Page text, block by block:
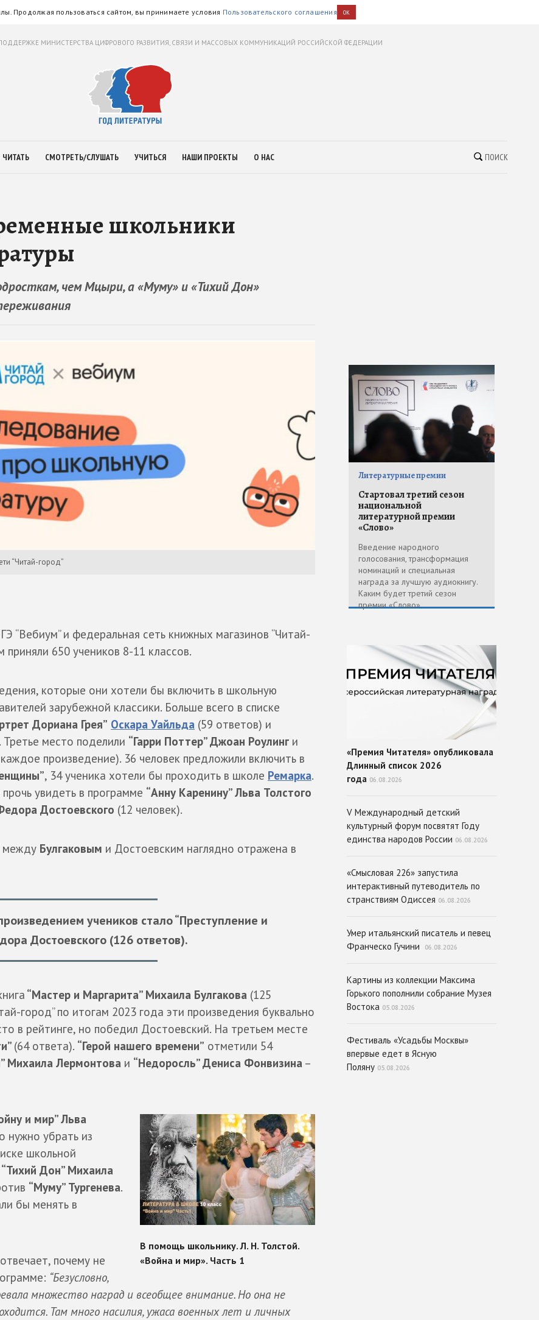
Продолжая пользоваться сайтом, вы принимаете условия Пользовательского соглашения OK
МИНИСТЕРСТВА ЦИФРОВОГО РАЗВИТИЯ, СВЯЗИ И МАССОВЫХ КОММУНИКАЦИЙ РОССИЙСКОЙ ФЕДЕРАЦИИ
ЧИТАТЬ СМОТРЕТЬ/СЛУШАТЬ УЧИТЬСЯ НАШИ ПРОЕКТЫ О НАС ПОИСК
школьники
чем Мцыри, а «Муму» и «Тихий Дон»
“Читай-город”
“Вебиум” и федеральная сеть книжных магазинов “Читай-
приняли 650 учеников 8-11 классов.
которые они хотели бы включить в школьную
зарубежной классики. Больше всего в списке
Дориана Грея” Оскара Уайльда (59 ответов) и
Третье место поделили “Гарри Поттер” Джоан Роулинг и
произведение). 36 человек предложили включить в
, 34 ученика хотели бы проходить в школе Ремарка.
увидеть в программе “Анну Каренину” Льва Толстого
Достоевского (12 человек).
между Булгаковым и Достоевским наглядно отражена в
учеников стало “Преступление и
Достоевского (126 ответов).
“Мастер и Маргарита” Михаила Булгакова (125
город” по итогам 2023 года эти произведения буквально
в рейтинге, но победил Достоевский. На третьем месте
(64 ответа). “Герой нашего времени” отметили 54
Михаила Лермонтова и “Недоросль” Дениса Фонвизина –
и мир” Льва
нужно убрать из
школьной
“Тихий Дон” Михаила
“Муму” Тургенева.
бы менять в
почему не
“Безусловно,
множество наград и всеобщее внимание. Но она не
Там много насилия, ужаса военных лет и личных
Литературные премии
Стартовал третий сезон
национальной
литературной премии
«Слово»
Введение народного
голосования, трансформация
номинаций и специальная
награда за лучшую аудиокнигу.
Каким будет третий сезон
премии «Слово»
«Премия Читателя» опубликовала
Длинный список 2026
года 06.08.2026
V Международный детский
культурный форум посвятят Году
единства народов России 06.08.2026
«Смысловая 226» запустила
интерактивный путеводитель по
странствиям Одиссея 06.08.2026
Умер итальянский писатель и певец
Франческо Гучини
06.08.2026
Картины из коллекции Максима
Горького пополнили собрание Музея
Востока 05.08.2026
Фестиваль «Усадьбы Москвы»
впервые едет в Ясную
Поляну 05.08.2026